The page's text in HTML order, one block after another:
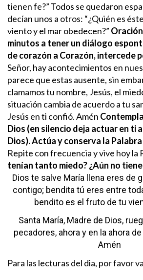
tienen fe?” Todos se quedaron
decían unos a otros: “¿Quién es
viento y el mar obedecen?”
minutos a tener un diálogo
de corazón a Corazón, intercede
Señor, hay acontecimientos en
parece que estas ausente, sin
clamamos tu nombre, Jesús, el
situación cambia de acuerdo a tu
Jesús en ti confió. Amén
Dios (en silencio deja actuar en ti
Dios). Actúa y conserva la
Repite con frecuencia y vive hoy la
tenían tanto miedo? ¿Aún no
Dios te salve María llena eres de
contigo; bendita tú eres entre
bendito es el fruto de tu
Santa María, Madre de Dios,
pecadores, ahora y en la ahora
Amén
Para las lecturas del dia, por favor